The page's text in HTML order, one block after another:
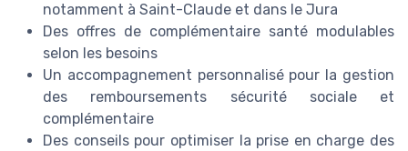
notamment à Saint-Claude et dans le Jura
Des offres de complémentaire santé modulables
selon les besoins
Un accompagnement personnalisé pour la gestion
des remboursements sécurité sociale et
complémentaire
Des conseils pour optimiser la prise en charge des